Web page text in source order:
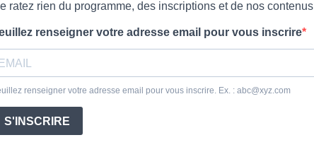
ratez rien du programme, des inscriptions et de nos contenus
renseigner votre adresse email pour vous inscrire
renseigner votre adresse email pour vous inscrire. Ex. : abc@xyz.com
S'INSCRIRE